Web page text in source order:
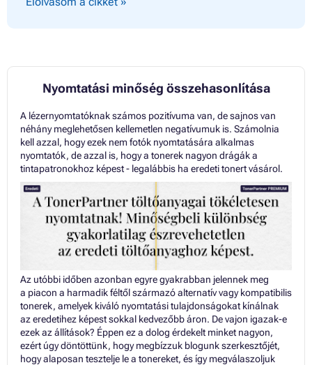
Nyomtatási minőség összehasonlítása
A lézernyomtatóknak számos pozitívuma van, de sajnos van
néhány meglehetősen kellemetlen negatívumuk is. Számolnia
kell azzal, hogy ezek nem fotók nyomtatására alkalmas
nyomtatók, de azzal is, hogy a tonerek nagyon drágák a
tintapatronokhoz képest - legalábbis ha eredeti tonert vásárol.
Az utóbbi időben azonban egyre gyakrabban jelennek meg
a piacon a harmadik féltől származó alternatív vagy kompatibilis
tonerek, amelyek kiváló nyomtatási tulajdonságokat kínálnak
az eredetihez képest sokkal kedvezőbb áron. De vajon igazak-e
ezek az állítások? Éppen ez a dolog érdekelt minket nagyon,
ezért úgy döntöttünk, hogy megbízzuk blogunk szerkesztőjét,
hogy alaposan tesztelje le a tonereket, és így megválaszoljuk